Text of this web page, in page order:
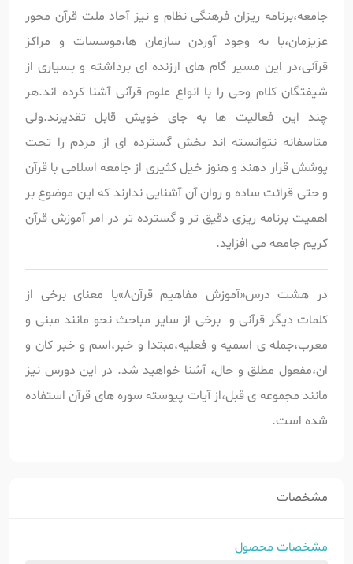
جامعه،برنامه ریزان فرهنگی نظام و نیز آحاد ملت قرآن محور
عزیزمان،با به وجود آوردن سازمان ها،موسسات و مراکز
قرآنی،در این مسیر گام های ارزنده ای برداشته و بسیاری از
شیفتگان کلام وحی را با انواع علوم قرآنی آشنا کرده اند.هر
چند این فعالیت ها به جای خویش قابل تقدیرند.ولی
متاسفانه نتوانسته اند بخش گسترده ای از مردم را تحت
پوشش قرار دهند و هنوز خیل کثیری از جامعه اسلامی با قرآن
و حتی قرائت ساده و روان آن آشنایی ندارند که این موضوع بر
اهمیت برنامه ریزی دقیق تر و گسترده تر در امر آموزش قرآن
کریم جامعه می افزاید.
در هشت درس«آموزش مفاهیم قرآن8»با معنای برخی از
کلمات دیگر قرآنی و برخی از سایر مباحث نحو مانند مبنی و
معرب،جمله ی اسمیه و فعلیه،مبتدا و خبر،اسم و خبر کان و
ان،مفعول مطلق و حال، آشنا خواهید شد. در این دورس نیز
مانند مجموعه ی قبل،از آیات پیوسته سوره های قرآن استفاده
شده است.
مشخصات
مشخصات محصول